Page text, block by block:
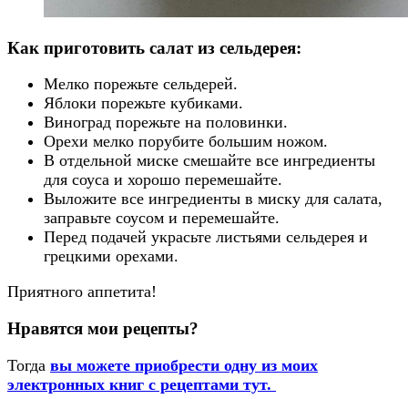
Как приготовить салат из сельдерея:
Мелко порежьте сельдерей.
Яблоки порежьте кубиками.
Виноград порежьте на половинки.
Орехи мелко порубите большим ножом.
В отдельной миске смешайте все ингредиенты
для соуса и хорошо перемешайте.
Выложите все ингредиенты в миску для салата,
заправьте соусом и перемешайте.
Перед подачей украсьте листьями сельдерея и
грецкими орехами.
Приятного аппетита!
Нравятся мои рецепты?
Тогда вы можете приобрести одну из моих
электронных книг с рецептами тут.